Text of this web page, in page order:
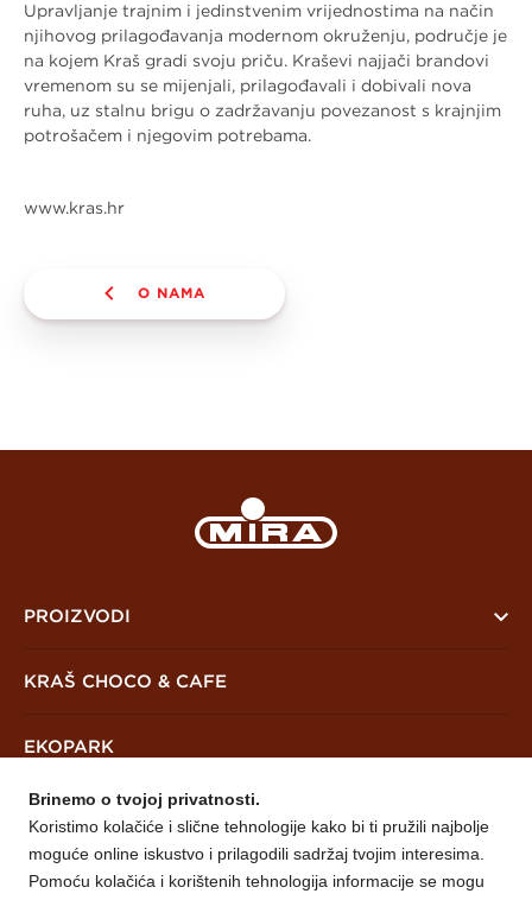
Upravljanje trajnim i jedinstvenim vrijednostima na način
njihovog prilagođavanja modernom okruženju, područje je
na kojem Kraš gradi svoju priču. Kraševi najjači brandovi
vremenom su se mijenjali, prilagođavali i dobivali nova
ruha, uz stalnu brigu o zadržavanju povezanost s krajnjim
potrošačem i njegovim potrebama.
www.kras.hr
O NAMA
PROIZVODI
PreKrašni
Vafli
Mješavine
KRAŠ CHOCO & CAFE
EKOPARK
NOVOSTI
O NAMA
Brinemo o tvojoj privatnosti.
Koristimo kolačiće i slične tehnologije kako bi ti pružili najbolje
moguće online iskustvo i prilagodili sadržaj tvojim interesima.
Pomoću kolačića i korištenih tehnologija informacije se mogu